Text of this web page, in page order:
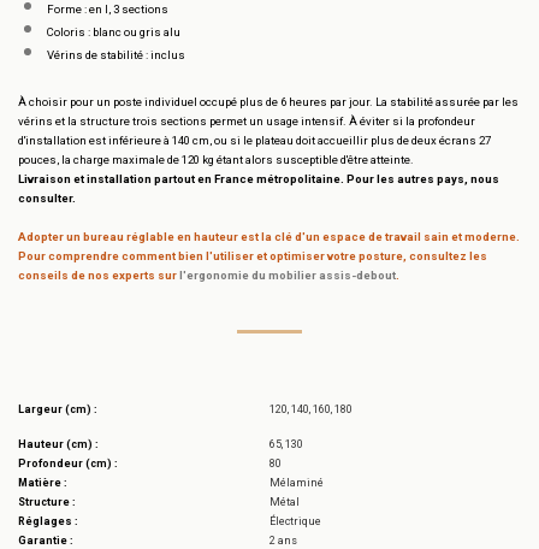
Forme : en I, 3 sections
Coloris : blanc ou gris alu
Vérins de stabilité : inclus
À choisir pour un poste individuel occupé plus de 6 heures par jour. La stabilité assurée par les
vérins et la structure trois sections permet un usage intensif. À éviter si la profondeur
d'installation est inférieure à 140 cm, ou si le plateau doit accueillir plus de deux écrans 27
pouces, la charge maximale de 120 kg étant alors susceptible d'être atteinte.
Livraison et installation partout en France métropolitaine. Pour les autres pays, nous
consulter.
Adopter un bureau réglable en hauteur est la clé d'un espace de travail sain et moderne.
Pour comprendre comment bien l'utiliser et optimiser votre posture, consultez les
conseils de nos experts surl'ergonomie du mobilier assis-debout
Largeur (cm) : 120, 140, 160, 180
Hauteur (cm) :
65, 130
Profondeur (cm) :
80
Matière :
Mélaminé
Structure :
Métal
Réglages :
Électrique
Garantie :
2 ans